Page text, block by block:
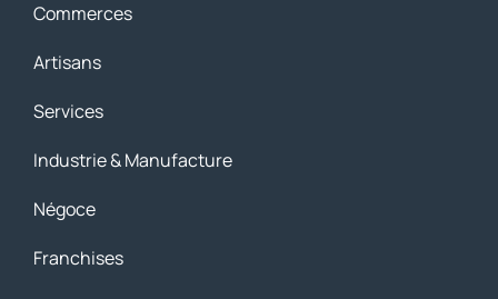
Commerces
Artisans
Services
Industrie & Manufacture
Négoce
Franchises